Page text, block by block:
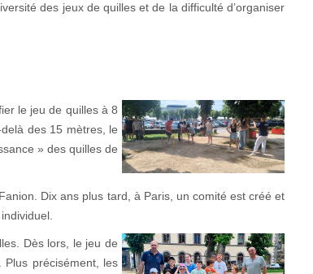
des jeux de quilles et de la difficulté d’organiser
le jeu de quilles à 8
des 15 mètres, le
» des quilles de
Dix ans plus tard, à Paris, un comité est créé et
Dès lors, le jeu de
précisément, les